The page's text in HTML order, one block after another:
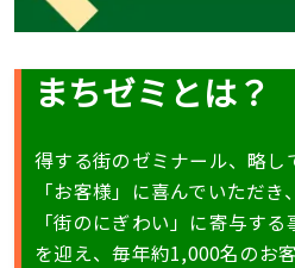
まちゼミとは？
得する街のゼミナール、略し
「お客様」に喜んでいただき
「街のにぎわい」に寄与す
を迎え、毎年約1,000名のお